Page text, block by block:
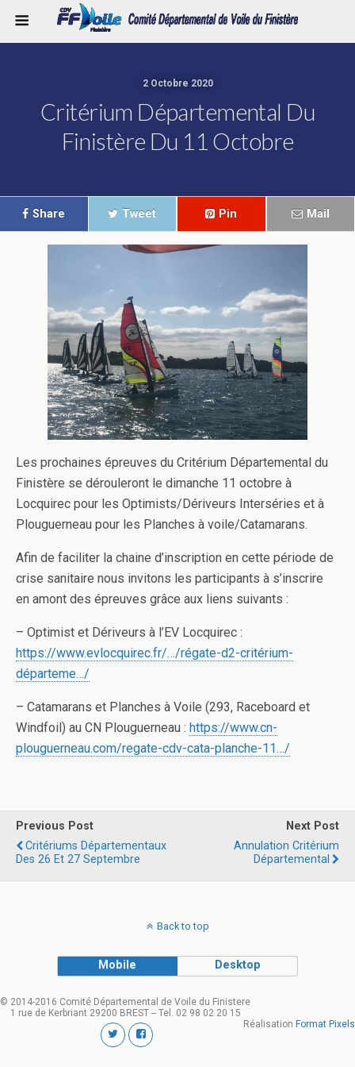
2 Octobre 2020
Critérium Départemental Du
Finistère Du 11 Octobre
Share Tweet Pin Mail
Les prochaines épreuves du Critérium Départemental du
Finistère se dérouleront le dimanche 11 octobre à
Locquirec pour les Optimists/Dériveurs Interséries et à
Plouguerneau pour les Planches à voile/Catamarans.
Afin de faciliter la chaine d’inscription en cette période de
crise sanitaire nous invitons les participants à s’inscrire
en amont des épreuves grâce aux liens suivants :
– Optimist et Dériveurs à l’EV Locquirec :
https://www.evlocquirec.fr/…/régate-d2-critérium-
départeme…/
– Catamarans et Planches à Voile (293, Raceboard et
Windfoil) au CN Plouguerneau : https://www.cn-
plouguerneau.com/regate-cdv-cata-planche-11…/
Previous Post
Critériums Départementaux
Des 26 Et 27 Septembre
Next Post
Annulation Critérium
Départemental
Back to top
Mobile Desktop
© 2014-2016 Comité Départemental de Voile du Finistere
1 rue de Kerbriant 29200 BREST -- Tel. 02 98 02 20 15
Réalisation Format Pixels